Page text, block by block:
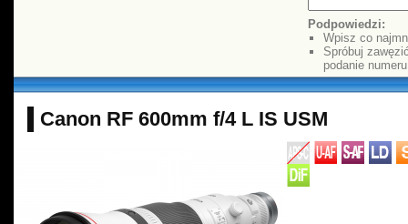
Podpowiedzi:
Wpisz co
Spróbuj
podanie
Canon RF 600mm f/4 L IS USM